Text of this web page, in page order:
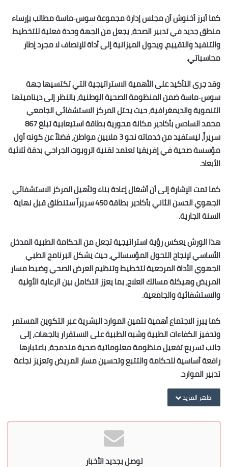
كما أبرز أخنوش أن مجلس إدارة مجموعة سوس‑ماسة مطالب بإرساء
منطق جديد في تدبير الصحة، يجعل من الجهة وحدة فعلية للتخطيط
والتنفيذ والتقييم، ويحول الميزانية إلى أداة للإنصاف لا مجرد إطار
محاسباتي.
وقد جرى التأكيد على الأهمية الاستراتيجية التي تكتسيها جهة
سوس‑ماسة ضمن المنظومة الصحية الوطنية، بالنظر إلى ديناميتها
التنموية والديمغرافية، حيث يحتل المركز الاستشفائي الجامعي
محمد السادس بأكادير مكانة محورية بطاقة استيعابية تبلغ 867
سريراً، ليستفيد من خدماته نحو 3 ملايين مواطن، فضلاً عن كونه أول
مؤسسة صحية في إفريقيا تعتمد تقنية الروبوت الجراحي بدقة ثلاثية
الأبعاد.
كما تمت الإشارة إلى أن أشغال إعادة بناء وتأهيل المركز الاستشفائي
الجهوي الحسن الثاني بأكادير بطاقة 450 سريراً ستنطلق قبل نهاية
السنة الجارية.
هذا الورش يعكس رؤية استراتيجية تجعل من الحكامة الطبية المدخل
الأساسي لإنجاح التحول المؤسساتي، حيث يشكل البرنامج الطبي
الجهوي الأداة المرجعية لتخطيط وتنظيم العرض الصحي وضبط مسار
المريض وهيكلة مسالك العلاج، بما يعزز التكامل بين الرعاية الأولية
والاستشفائية والجامعية.
كما يبرز الاجتماع أهمية تثمين الموارد البشرية عبر التكوين المستمر
وتحفيز الكفاءات الطبية وشبه الطبية على الاستقرار بالجهات، إلى
جانب تسريع تفعيل منظومة معلوماتية صحية مندمجة، باعتبارها
رافعة أساسية للحكامة والتتبع وتحسين مسار المريض وتعزيز نجاعة
تدبير الموارد.
اظهر المزيد
توصل بجديد الأخبار